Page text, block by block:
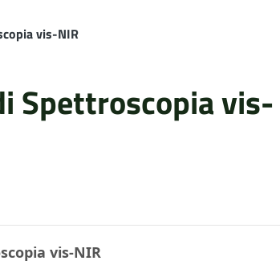
vis-NIR
Spettroscopia vis-
vis-NIR